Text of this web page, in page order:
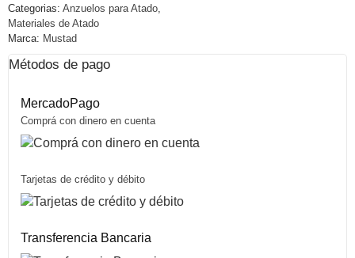
Categorias: Anzuelos para Atado
Materiales de Atado
Marca: Mustad
Métodos de pago
MercadoPago
Comprá con dinero en cuenta
Tarjetas de crédito y débito
Transferencia Bancaria